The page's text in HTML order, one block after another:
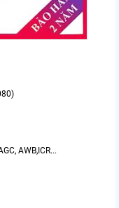
AWB,ICR...